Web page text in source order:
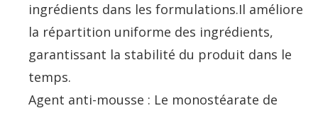
ingrédients dans les formulations.Il améliore
la répartition uniforme des ingrédients,
garantissant la stabilité du produit dans le
temps.
Agent anti-mousse : Le monostéarate de